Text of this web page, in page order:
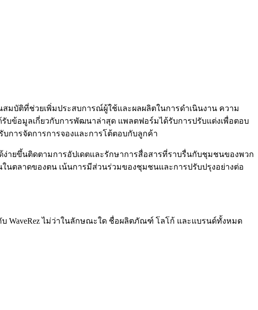
มบัติที่ช่วยเพิ่มประสบการณ์ผู้ใช้และผลผลิตในการดำเนินงาน ความ
บข้อมูลเกี่ยวกับการพัฒนาล่าสุด แพลตฟอร์มได้รับการปรับแต่งเพื่อตอบ
การจัดการการจองและการโต้ตอบกับลูกค้า
ง่ายขึ้นติดตามการอัปเดตและรักษาการสื่อสารที่ราบรื่นกับชุมชนของพวก
นตลาดของตน เน้นการมีส่วนร่วมของชุมชนและการปรับปรุงอย่างต่อ
บ WaveRez ไม่ว่าในลักษณะใด ชื่อผลิตภัณฑ์ โลโก้ และแบรนด์ทั้งหมด